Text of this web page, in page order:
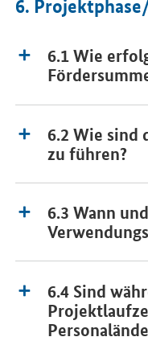
6.
6.1 Wie
6.2 Wie sind
zu führen?
6.3 Wann
6.4 Sind